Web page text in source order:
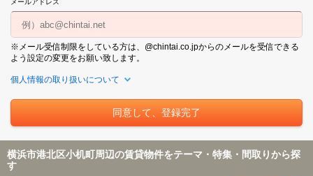
メールアドレス
※メール受信制限をしている方は、@chintai.co.jpからのメールを受信できる
よう設定の変更をお願い致します。
個人情報の取り扱いについて
横浜市港北区小机町周辺の賃貸物件をテーマ・特集・間取りから探
す